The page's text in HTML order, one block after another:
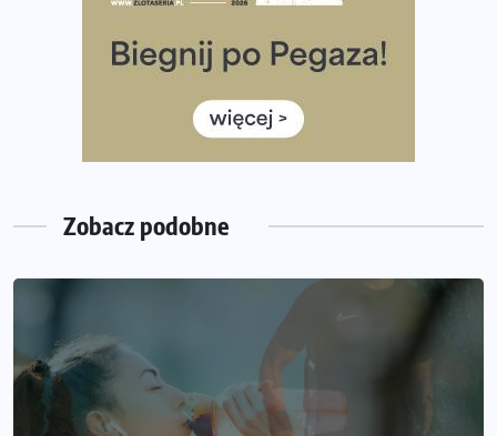
Co ma dużo białka? Produkty, które warto włączyć do
Rozbiegany Olsztyn szykuje się na weekend z
Już w tę sobotę 35. Bieg Powstania Warszawskiego.
Wystartuje rekordowa liczba uczestników
Zobacz podobne